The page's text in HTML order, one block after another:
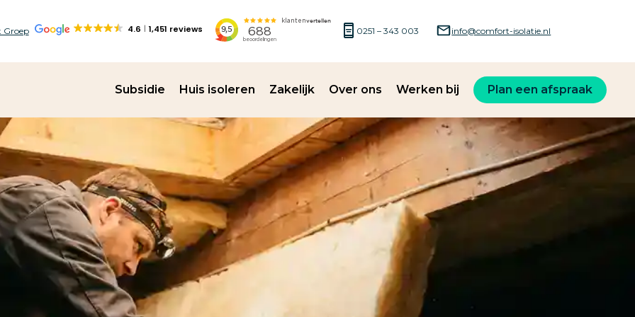
Groep 4.6 1,451 reviews 0251 – 343 003 info@comfort-isolatie.nl
Subsidie Huis isoleren Zakelijk Over ons Werken bij Plan een afspraak